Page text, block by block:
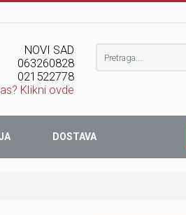
NOVI SAD
063260828
021522778
Klikni ovde
DOSTAVA